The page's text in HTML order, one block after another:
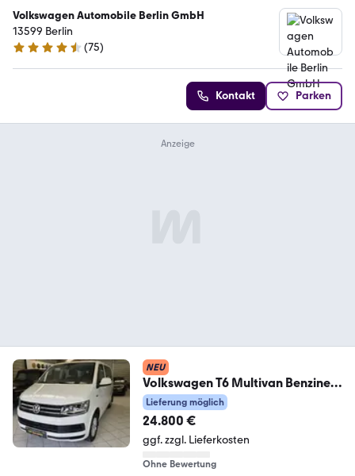
Volkswagen Automobile Berlin GmbH
13599 Berlin
4.4 Sterne
(75)
Kontakt Parken
NEU
Volkswagen T6 Multivan Benziner
Klima 7xSitzer Tisch+Bett
Lieferung möglich
24.800 €
ggf. zzgl. Lieferkosten
Ohne Bewertung